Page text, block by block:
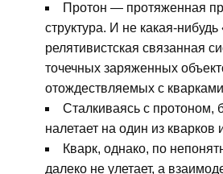
Протон — протяженная
структура. И не какая-
релятивистская связанная
точечных заряженных
отождествляемых с
Сталкиваясь с протоном,
налетает на один из кварков
Кварк, однако, по
далеко не улетает, а